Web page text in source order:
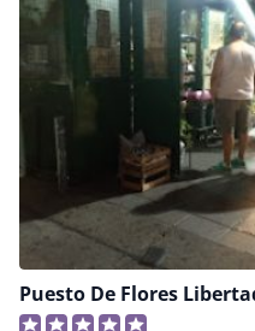
Puesto De Flores